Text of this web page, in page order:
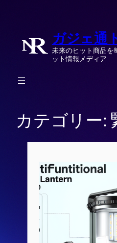
ガジェ通
未来のヒット商品を
ット情報メディア
カテゴリー: